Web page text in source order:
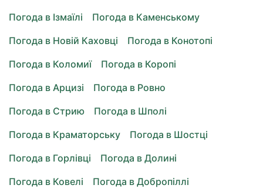
Погода в Ізмаїлі
Погода в Каменському
Погода в Новій Каховці
Погода в Конотопі
Погода в Коломиї
Погода в Коропі
Погода в Арцизі
Погода в Ровно
Погода в Стрию
Погода в Шполі
Погода в Краматорську
Погода в Шостці
Погода в Горлівці
Погода в Долині
Погода в Ковелі
Погода в Добропіллі